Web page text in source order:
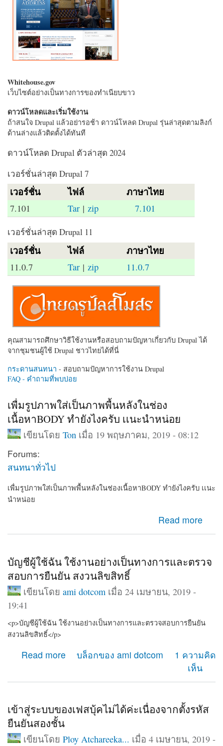
Whitehouse.gov
เว็บไซต์อย่างเป็นทางการของทำเนียบขาว
ดาวน์โหลดและเริ่มใช้งาน
ถ้าสนใจ Drupal แล้วอย่ารอช้า ดาวน์โหลด Drupal รุ่นล่าสุดตามลิงก์
ด้านล่างแล้วติดตั้งได้ทันที
ดาวน์โหลด Drupal ตัวล่าสุด 2024
เวอร์ชั่นล่าสุด Drupal 7
เวอร์ชั่น ไฟล์ ภาษาไทย
7.101 Tar |zip 7.101
เวอร์ชั่นล่าสุด Drupal 11
เวอร์ชั่น ไฟล์ ภาษาไทย
11.0.7 Tar | zip 11.0.7
คุณสามารถศึกษาวิธีใช้งานหรือสอบถามปัญหาเกี่ยวกับ Drupal ได้
จากชุมชนผู้ใช้ Drupal ชาวไทยได้ที่นี่
กระดานสนทนา - สอบถามปัญหาการใช้งาน Drupal
FAQ - คำถามที่พบบ่อย
เพื่มรูปภาพใส่เป็นภาพพื้นหลังในช่อง
เนื้อหาBODY ทำยังไงครับ เเนะนำหน่อย
เขียนโดย Ton เมื่อ 19 พฤษภาคม, 2019 - 08:12
Forums:
สนทนาทั่วไป
เพื่มรูปภาพใส่เป็นภาพพื้นหลังในช่องเนื้อหาBODY ทำยังไงครับ เเนะ
นำหน่อย
Read more
about เพื่มรูปภาพใส่เป็นภาพพื้นหลังในช่องเนื้อหาBODY
ทำยังไงครับ เเนะนำหน่อย
บัญชีผู้ใช้ฉัน ใช้งานอย่างเป็นทางการและตรวจ
สอบการยืนยัน สงวนลิขสิทธิ์
เขียนโดย ami dotcom เมื่อ 24 เมษายน, 2019 -
19:41
<p>บัญชีผู้ใช้ฉัน ใช้งานอย่างเป็นทางการและตรวจสอบการยืนยัน
สงวนลิขสิทธิ์</p>
Read more
about บัญชีผู้ใช้ฉัน ใช้งานอย่างเป็นทางการและตรวจสอบ
การยืนยัน สงวนลิขสิทธิ์
บล็อกของ ami dotcom
1 ความคิด
เห็น
เข้าสู่ระบบของเฟสบุ้คไม่ได้ค่ะเนื่องจากตั้งรหัส
ยืนยันสองชั้น
เขียนโดย Ploy Atchareeka... เมื่อ 4 เมษายน, 2019 -